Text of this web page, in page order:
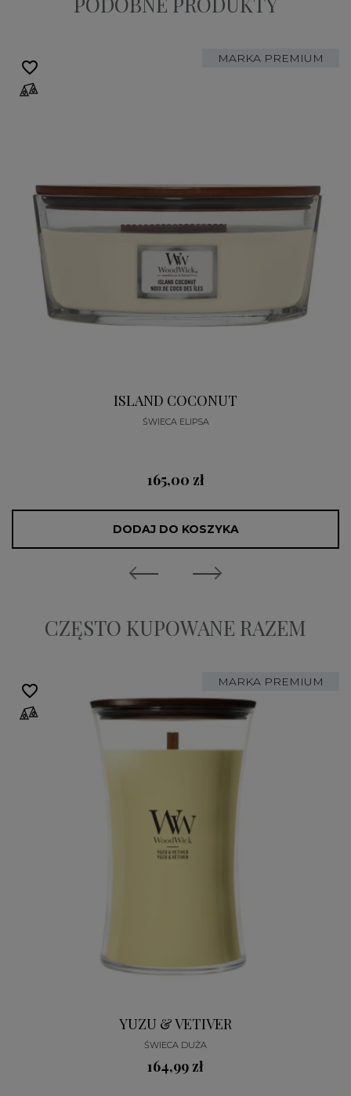
MARKA PREMIUM
ISLAND COCONUT
ŚWIECA ELIPSA
165,00 zł
DODAJ DO KOSZYKA
favorite_border
CZĘSTO KUPOWANE RAZEM
MARKA PREMIUM
YUZU & VETIVER
ŚWIECA DUŻA
164,99 zł
favorite_border